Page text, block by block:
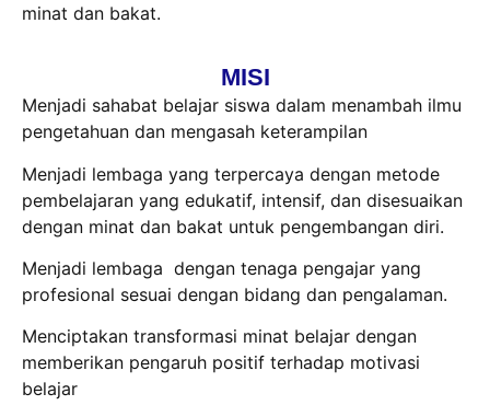
minat dan bakat.
MISI
Menjadi sahabat belajar siswa dalam menambah ilmu
pengetahuan dan mengasah keterampilan
Menjadi lembaga yang terpercaya dengan metode
pembelajaran yang edukatif, intensif, dan disesuaikan
dengan minat dan bakat untuk pengembangan diri.
Menjadi lembaga dengan tenaga pengajar yang
profesional sesuai dengan bidang dan pengalaman.
Menciptakan transformasi minat belajar dengan
memberikan pengaruh positif terhadap motivasi
belajar